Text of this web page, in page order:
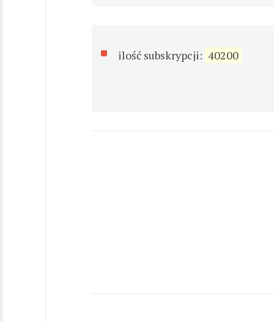
ilość subskrypcji: 40200